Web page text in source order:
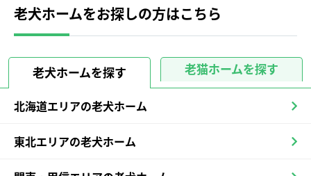
老犬ホームをお探しの方はこちら
老犬ホームを探す 老猫ホームを探す
北海道エリアの老犬ホーム
東北エリアの老犬ホーム